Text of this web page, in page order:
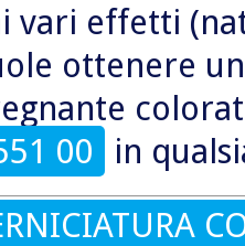
vari effetti
ottenere
00
in